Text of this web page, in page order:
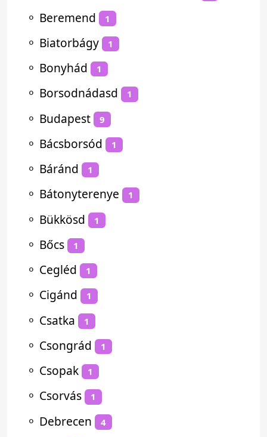
⚬ Beremend 1
⚬ Biatorbágy 1
⚬ Bonyhád 1
⚬ Borsodnádasd 1
⚬ Budapest 9
⚬ Bácsborsód 1
⚬ Báránd 1
⚬ Bátonyterenye 1
⚬ Bükkösd 1
⚬ Bőcs 1
⚬ Cegléd 1
⚬ Cigánd 1
⚬ Csatka 1
⚬ Csongrád 1
⚬ Csopak 1
⚬ Csorvás 1
⚬ Debrecen 4